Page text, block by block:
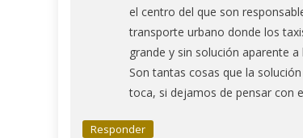
el centro del que son
transporte urbano donde los
grande y sin solución aparente a
Son tantas cosas que la
toca, si dejamos de pensar con
Responder